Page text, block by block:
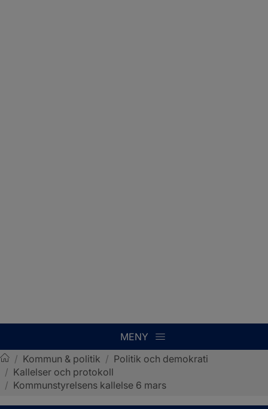
MENY
Sotenäs kommun
/ Kommun & politik / Politik och demokrati
/ Kallelser och protokoll
/ Kommunstyrelsens kallelse 6 mars